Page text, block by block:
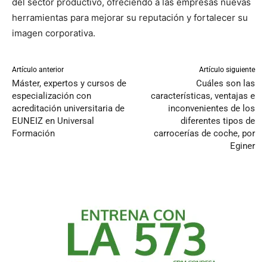
herramientas para mejorar su reputación y fortalecer su
imagen corporativa.
Artículo anterior
Máster, expertos y cursos de
especialización con
acreditación universitaria de
EUNEIZ en Universal
Formación
Artículo siguiente
Cuáles son las
características, ventajas e
inconvenientes de los
diferentes tipos de
carrocerías de coche, por
Eginer